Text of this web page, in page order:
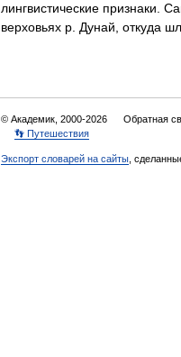
лингвистические признаки.
верховьях р. Дунай, откуда
© Академик, 2000-2026 Обратная
👣 Путешествия
Экспорт словарей на сайты ,